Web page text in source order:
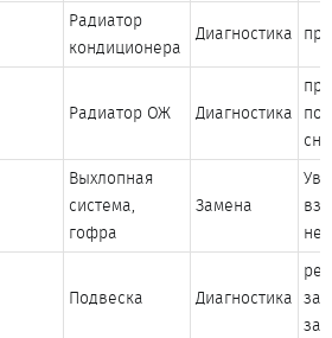
Радиатор
кондиционера
Диагностика
Радиатор ОЖ Диагностика
Выхлопная
система,
гофра
Замена
Подвеска Диагностика